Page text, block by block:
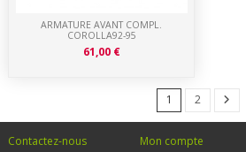
ARMATURE AVANT COMPL.
COROLLA92-95
61,00 €
1 2
Contactez-nous Mon compte